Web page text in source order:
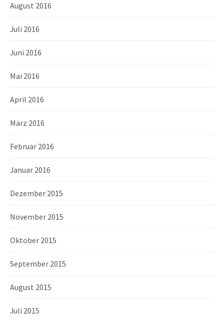
August 2016
Juli 2016
Juni 2016
Mai 2016
April 2016
März 2016
Februar 2016
Januar 2016
Dezember 2015
November 2015
Oktober 2015
September 2015
August 2015
Juli 2015